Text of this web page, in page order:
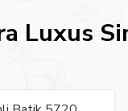
Luxus